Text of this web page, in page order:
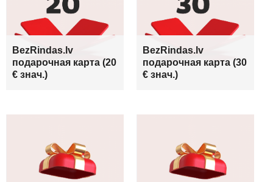
BezRindas.lv
подарочная карта (20
€ знач.)
BezRindas.lv
подарочная карта (30
€ знач.)